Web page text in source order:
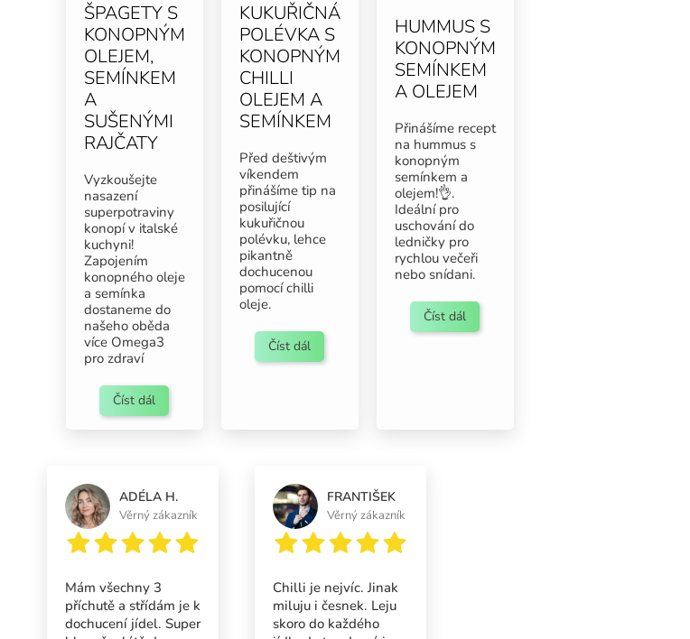
ŠPAGETY S
KONOPNÝM
OLEJEM,
SEMÍNKEM
A
SUŠENÝMI
RAJČATY
Vyzkoušejte
nasazení
superpotraviny
konopí v italské
kuchyni!
Zapojením
konopného oleje
a semínka
dostaneme do
našeho oběda
více Omega3
pro zdraví
Číst dál
KUKUŘIČNÁ
POLÉVKA S
KONOPNÝM
CHILLI
OLEJEM A
SEMÍNKEM
Před deštivým
víkendem
přinášíme tip na
posilující
kukuřičnou
polévku, lehce
pikantně
dochucenou
pomocí chilli
oleje.
Číst dál
HUMMUS S
KONOPNÝM
SEMÍNKEM
A OLEJEM
Přinášíme recept
na hummus s
konopným
semínkem a
olejem!👌.
Ideální pro
uschování do
ledničky pro
rychlou večeři
nebo snídani.
Číst dál
ADÉLA H.
Věrný zákazník
Mám všechny 3
příchutě a střídám je k
dochucení jídel. Super
FRANTIŠEK
Věrný zákazník
Chilli je nejvíc. Jinak
miluju i česnek. Leju
skoro do každého